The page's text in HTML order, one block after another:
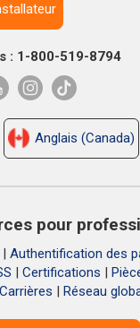
: 1-800-519-8794
Anglais (Canada)
pour
| Authentification des
| Certifications |
Carrières | Réseau